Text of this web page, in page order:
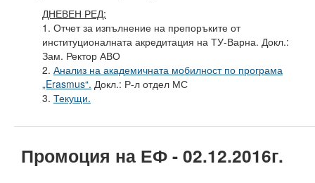
Органи за управление
Факултети и Колежи
Факултети
ДНЕВЕН РЕД:
1. Отчет за изпълнение на препоръките от
институционалната акредитация на ТУ-Варна. Докл.:
Зам. Ректор АВО
2. Анализ на академичната мобилност по програма
„Erasmus“. Докл.: Р-л отдел МС
3. Текущи.
Промоция на ЕФ - 02.12.2016г.